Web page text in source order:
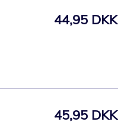
44,95 DKK
45,95 DKK